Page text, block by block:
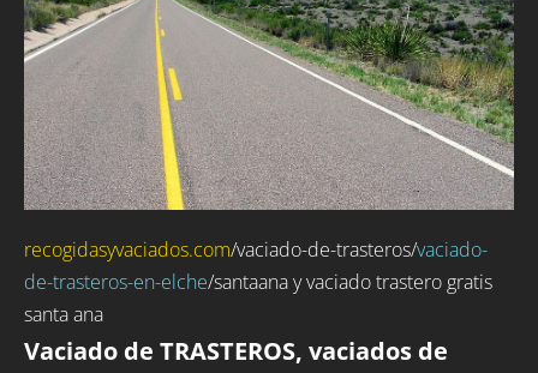
recogidasyvaciados.com/vaciado-de-trasteros/vaciado-
de-trasteros-en-elche/santaana y vaciado trastero gratis
santa ana
Vaciado de TRASTEROS, vaciados de